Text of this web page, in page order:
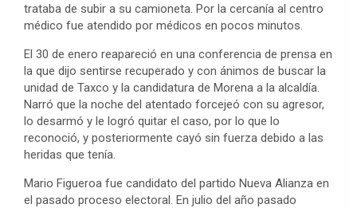
trataba de subir a su camioneta. Por la cercanía al centro
médico fue atendido por médicos en pocos minutos.
El 30 de enero reapareció en una conferencia de prensa en
la que dijo sentirse recuperado y con ánimos de buscar la
unidad de Taxco y la candidatura de Morena a la alcaldía.
Narró que la noche del atentado forcejeó con su agresor,
lo desarmó y le logró quitar el caso, por lo que lo
reconoció, y posteriormente cayó sin fuerza debido a las
heridas que tenía.
Mario Figueroa fue candidato del partido Nueva Alianza en
el pasado proceso electoral. En julio del año pasado